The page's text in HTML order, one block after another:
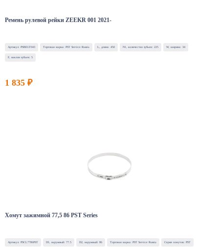
Ремень рулевой рейки ZEEKR 001 2021-
Артикул: PSBELT043 Торговая марка: PST Service Russia L, длина: 450 N1, количество зубьев: 225 W, ширина: 34
F, наклон зубьев: 5
1 835 ₽
Хомут зажимной 77,5 86 PST Series
Артикул: PSCL7786PST D1, наружный: 77.5 D2, наружный: 86 Торговая марка: PST Service Russia Серия хомутов: PST